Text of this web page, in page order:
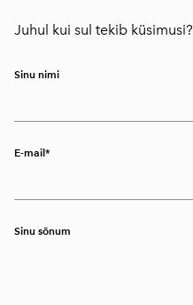
Juhul kui sul tekib küsimusi?
Sinu nimi
E-mail
Sinu sõnum